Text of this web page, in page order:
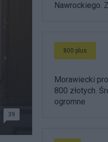
39
Nawrockiego.
800 plus
Morawiecki
800 złotych.
ogromne